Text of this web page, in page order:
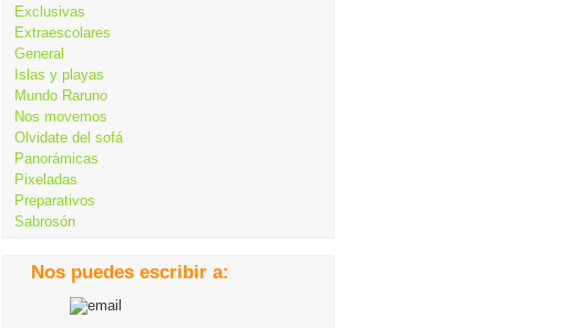
Exclusivas
Extraescolares
General
Islas y playas
Mundo Raruno
Nos movemos
Olvidate del sofá
Panorámicas
Pixeladas
Preparativos
Sabrosón
Nos puedes escribir a: